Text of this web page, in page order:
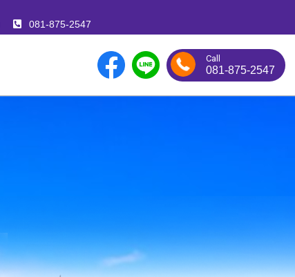
081-875-2547
Call
081-875-2547